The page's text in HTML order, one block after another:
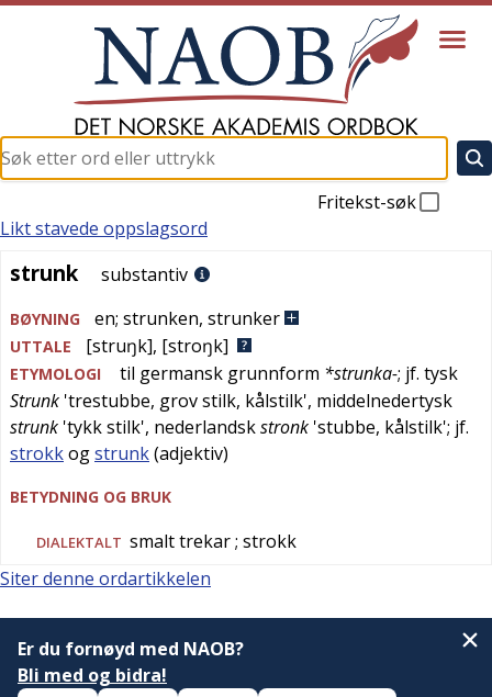
Fritekst-søk
strunk
Likt stavede oppslagsord
strunk substantiv
BØYNING en; strunken, strunker
UTTALE [struŋk], [stroŋk]
ETYMOLOGI til germansk grunnform *strunka-; jf. tysk
Strunk 'trestubbe, grov stilk, kålstilk', middelnedertysk
strunk 'tykk stilk', nederlandskstronk 'stubbe, kålstilk'; jf.
strokkogstrunk(adjektiv)
BETYDNING OG BRUK
DIALEKTALT smalt trekar; strokk
Siter denne ordartikkelen
Er du fornøyd med NAOB?
Bli med og bidra!